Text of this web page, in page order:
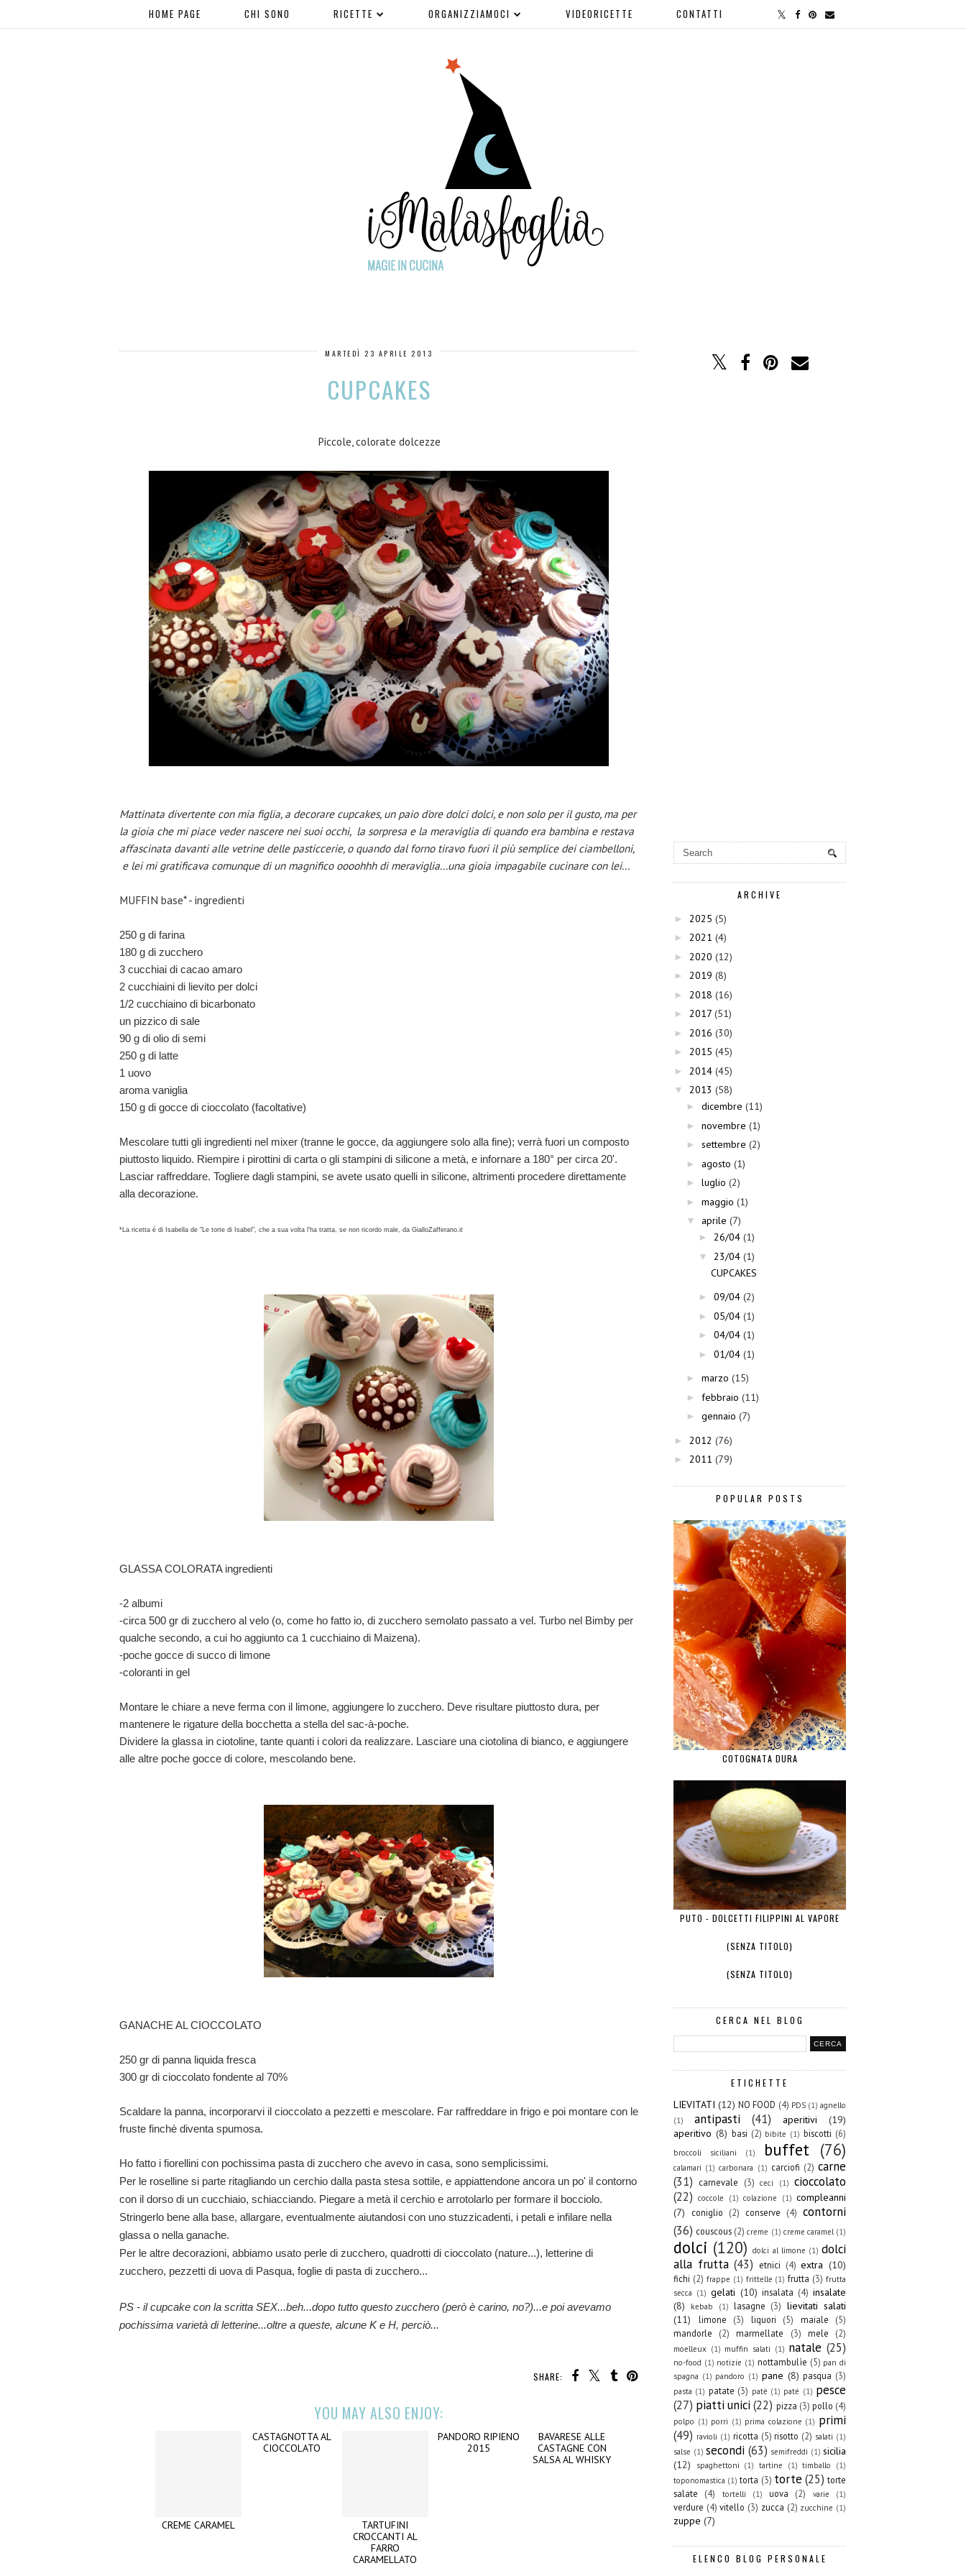
HOME PAGE CHI SONO RICETTE ORGANIZZIAMOCI VIDEORICETTE CONTATTI
MARTEDÌ 23 APRILE 2013
CUPCAKES
Piccole, colorate dolcezze
Mattinata divertente con mia figlia, a decorare cupcakes, un paio d'ore dolci dolci, e non solo per il gusto, ma per
la gioia che mi piace veder nascere nei suoi occhi, la sorpresa e la meraviglia di quando era bambina e restava
affascinata davanti alle vetrine delle pasticcerie, o quando dal forno tiravo fuori il più semplice dei ciambelloni,
e lei mi gratificava comunque di un magnifico oooohhh di meraviglia...una gioia impagabile cucinare con lei...
MUFFIN base* - ingredienti
250 g di farina
180 g di zucchero
3 cucchiai di cacao amaro
2 cucchiaini di lievito per dolci
1/2 cucchiaino di bicarbonato
un pizzico di sale
90 g di olio di semi
250 g di latte
1 uovo
aroma vaniglia
150 g di gocce di cioccolato (facoltative)
Mescolare tutti gli ingredienti nel mixer (tranne le gocce, da aggiungere solo alla fine); verrà fuori un composto
piuttosto liquido. Riempire i pirottini di carta o gli stampini di silicone a metà, e infornare a 180° per circa 20'.
Lasciar raffreddare. Togliere dagli stampini, se avete usato quelli in silicone, altrimenti procedere direttamente
alla decorazione.
*La ricetta é di Isabella de "Le torte di Isabel", che a sua volta l'ha tratta, se non ricordo male, da GialloZafferano.it
GLASSA COLORATA ingredienti
-2 albumi
-circa 500 gr di zucchero al velo (o, come ho fatto io, di zucchero semolato passato a vel. Turbo nel Bimby per
qualche secondo, a cui ho aggiunto ca 1 cucchiaino di Maizena).
-poche gocce di succo di limone
-coloranti in gel
Montare le chiare a neve ferma con il limone, aggiungere lo zucchero. Deve risultare piuttosto dura, per
mantenere le rigature della bocchetta a stella del sac-à-poche.
Dividere la glassa in ciotoline, tante quanti i colori da realizzare. Lasciare una ciotolina di bianco, e aggiungere
alle altre poche gocce di colore, mescolando bene.
GANACHE AL CIOCCOLATO
250 gr di panna liquida fresca
300 gr di cioccolato fondente al 70%
Scaldare la panna, incorporarvi il cioccolato a pezzetti e mescolare. Far raffreddare in frigo e poi montare con le
fruste finchè diventa spumosa.
Ho fatto i fiorellini con pochissima pasta di zucchero che avevo in casa, sono semplicissimi.
Per le roselline si parte ritagliando un cerchio dalla pasta stesa sottile, e appiattendone ancora un po' il contorno
con il dorso di un cucchiaio, schiacciando. Piegare a metà il cerchio e arrotolarlo per formare il bocciolo.
Stringerlo bene alla base, allargare, eventualmente aiutandosi con uno stuzzicadenti, i petali e infilare nella
glassa o nella ganache.
Per le altre decorazioni, abbiamo usato perle di zucchero, quadrotti di cioccolato (nature...), letterine di
zucchero, pezzetti di uova di Pasqua, foglie di pasta di zucchero...
PS - il cupcake con la scritta SEX...beh...dopo tutto questo zucchero (però è carino, no?)...e poi avevamo
pochissima varietà di letterine...oltre a queste, alcune K e H, perciò...
SHARE:
YOU MAY ALSO ENJOY:
CREME CARAMEL
TARTUFINI
CROCCANTI AL
FARRO
CARAMELLATO
ARCHIVE
► 2025 (5)
► 2021 (4)
► 2020 (12)
► 2019 (8)
► 2018 (16)
► 2017 (51)
► 2016 (30)
► 2015 (45)
► 2014 (45)
▼ 2013 (58)
► dicembre (11)
► novembre (1)
► settembre (2)
► agosto (1)
► luglio (2)
► maggio (1)
▼ aprile (7)
► 26/04 (1)
▼ 23/04 (1)
CUPCAKES
► 09/04 (2)
► 05/04 (1)
► 04/04 (1)
► 01/04 (1)
► marzo (15)
► febbraio (11)
► gennaio (7)
► 2012 (76)
► 2011 (79)
POPULAR POSTS
COTOGNATA DURA
PUTO - DOLCETTI FILIPPINI AL VAPORE
(SENZA TITOLO)
(SENZA TITOLO)
CERCA NEL BLOG
ETICHETTE
LIEVITATI (12) NO FOOD (4) PDS (1) agnello
(1)
antipasti (41) aperitivi
(19)
aperitivo (8) basi (2) bibite (1) biscotti (6)
broccoli siciliani (1) buffet (76)
calamari (1) carbonara (1) carciofi (2) carne
(31)
carnevale (3) ceci (1) cioccolato
(22)
coccole (1) colazione (1) compleanni
(7)
coniglio (2) conserve (4) contorni
(36) couscous (2) creme (1) creme caramel (1)
dolci (120) dolci al limone (1) dolci
alla frutta (43) etnici (4) extra (10)
fichi (2) frappe (1) frittelle (1) frutta (3) frutta
secca (1) gelati (10) insalata (4) insalate
(8)
kebab (1) lasagne (3) lievitati salati
(11)
limone (3) liquori (5) maiale
(5)
mandorle
(2) marmellate (3) mele (2)
moelleux (1) muffin salati (1) natale (25)
no-food (1) notizie (1) nottambulìe (5) pan di
spagna (1) pandoro (1) pane (8) pasqua (3)
pasta (1) patate (3) patè (1) paté (1) pesce
(27) piatti unici (22) pizza (3) pollo (4)
polpo (1) porri (1) prima colazione (1) primi
(49) ravioli (1) ricotta (5) risotto (2) salati (1)
salse (1) secondi (63) semifreddi (1) sicilia
(12)
spaghettoni (1) tartine (1) timballo
(1)
toponomastica (1) torta (3) torte (25) torte
salate
(4) tortelli (1) uova (2) varie (1)
verdure (4) vitello (3) zucca (2) zucchine (1)
zuppe (7)
ELENCO BLOG PERSONALE